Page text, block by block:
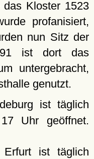
das Kloster 1523
profanisiert,
nun Sitz der
ist dort das
untergebracht,
genutzt.
ist täglich
Uhr geöffnet.
ist täglich